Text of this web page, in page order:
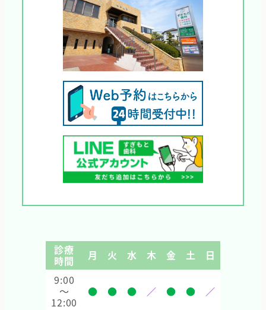
診療
時間 月 火 水 木 金 土
日
9:00
～
12:00
● ● ● ／ ● ● ／